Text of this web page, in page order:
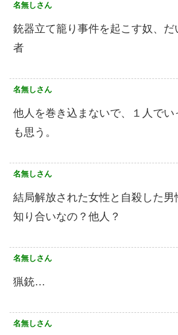
名無しさん
銃器立て籠り事件を起こす奴、
者
名無しさん
他人を巻き込まないで、１人でい
も思う。
名無しさん
結局解放された女性と自殺した男
知り合いなの？他人？
名無しさん
猟銃…
名無しさん